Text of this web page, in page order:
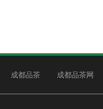
成都品茶 成都品茶网